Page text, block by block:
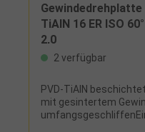
TiAlN 16 ER ISO
2,0
2 verfügbar
PVD-TiAlN
mit gesintertem